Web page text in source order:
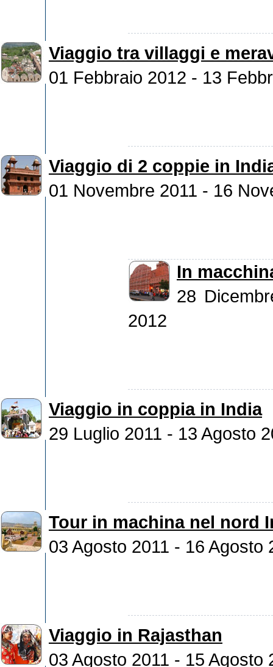
Viaggio tra villaggi e
01 Febbraio 2012 - 13
Viaggio di 2 coppie in
01 Novembre 2011 - 16
In
28
2012
Viaggio in coppia in India
29 Luglio 2011 - 13 Agosto
Tour in machina nel nord
03 Agosto 2011 - 16 Agosto
Viaggio in Rajasthan
03 Agosto 2011 - 15 Agosto